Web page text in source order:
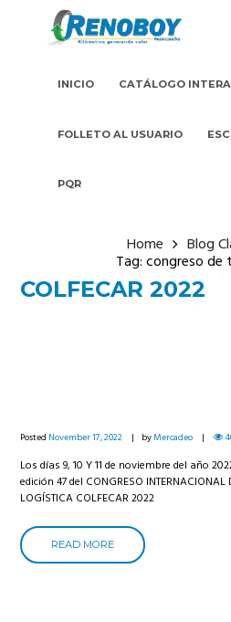
INICIO CATÁLOGO
FOLLETO AL USUARIO
PQR
Home Blog
Tag: congreso de
COLFECAR 2022
Posted November 17, 2022 byMercadeo
Los días 9, 10 Y 11 de noviembre del año
edición 47 del CONGRESO INTERNACIONAL
LOGÍSTICA COLFECAR 2022
READ MORE